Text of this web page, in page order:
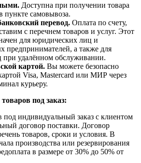
Доступна при получении товара
пункте самовывоза.
перевод. Оплата по счету,
с перечнем товаров и услуг. Этот
для юридических лиц и
предпринимателей, а также для
при удалённом обслуживании.
картой. Вы можете безопасно
Visa, Mastercard или МИР через
курьеру.
под заказ:
под индивидуальный заказ с клиентом
договор поставки. Договор
товаров, сроки и условия. В
производства или резервирования
в размере от 30% до 50% от